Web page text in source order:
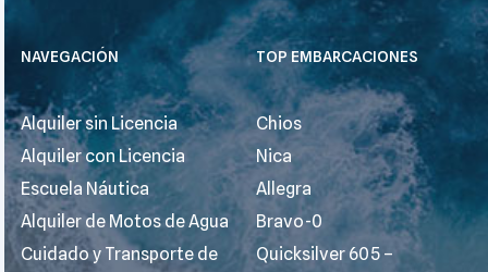
NAVEGACIÓN
Alquiler sin Licencia
Alquiler con Licencia
Escuela Náutica
Alquiler de Motos de Agua
Cuidado y Transporte de
TOP EMBARCACIONES
Chios
Nica
Allegra
Bravo-0
Quicksilver 605 –